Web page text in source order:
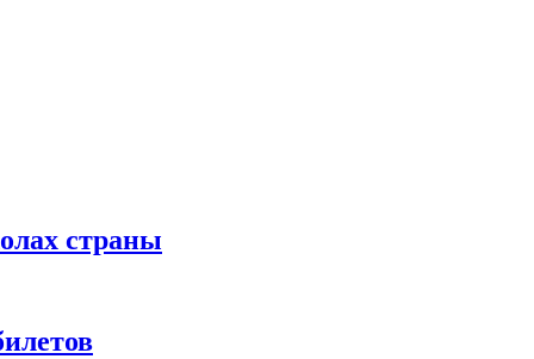
страны